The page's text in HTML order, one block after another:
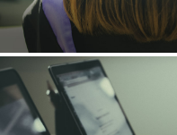
EN SAVOIR PLUS
POURSUITE